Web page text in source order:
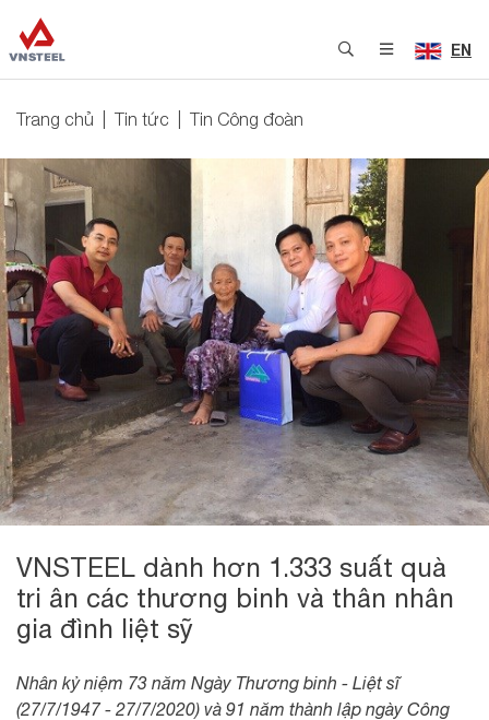
EN
Trang chủ Tin tức Tin Công đoàn
VNSTEEL dành hơn 1.333 suất quà
tri ân các thương binh và thân nhân
gia đình liệt sỹ
Nhân kỷ niệm 73 năm Ngày Thương binh - Liệt sĩ
(27/7/1947 - 27/7/2020) và 91 năm thành lập ngày Công